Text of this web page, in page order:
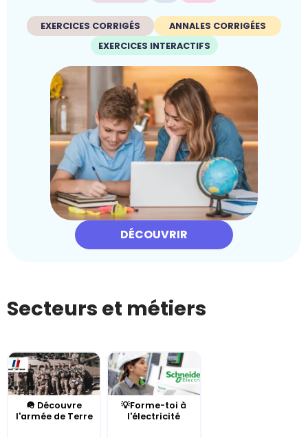
EXERCICES CORRIGÉS
ANNALES CORRIGÉES
EXERCICES INTERACTIFS
DÉCOUVRIR
Secteurs et métiers
🪖 Découvre
l'armée de Terre
💡Forme-toi à
l'électricité